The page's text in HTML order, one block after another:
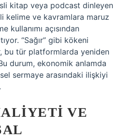
kitap veya podcast dinleyen
kelime ve kavramlara maruz
kullanımı açısından
“Sağır” gibi kökeni
bu tür platformlarda yeniden
durum, ekonomik anlamda
sermaye arasındaki ilişkiyi
VE